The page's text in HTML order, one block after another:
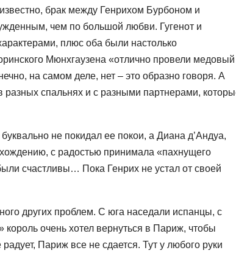
брак между Генрихом Бурбоном и
чем по большой любви. Гугенот и
плюс оба были настолько
Мюнхгаузена «отлично провели медовый
на самом деле, нет – это образно говоря. А
разных спальнях и с разными партнерами,
не покидал ее покои, а Диана д’Андуа,
с радостью принимала «пахнущего
счастливы… Пока Генрих не устал от своей
других проблем. С юга наседали испанцы, с
очень хотел вернуться в Париж, чтобы
Париж все не сдается. Тут у любого руки